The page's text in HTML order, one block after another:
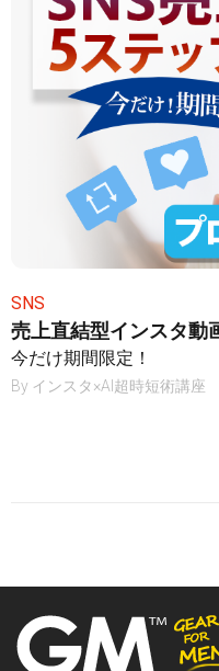
SNS
売上直結型インスタ動
今だけ期間限定！
By インスタ×AI超時短術講座